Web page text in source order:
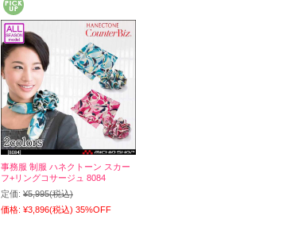
事務服 制服 ハネクトーン スカー
フ+リングコサージュ 8084
定価: ¥5,995(税込)
価格: ¥3,896(税込) 35%OFF